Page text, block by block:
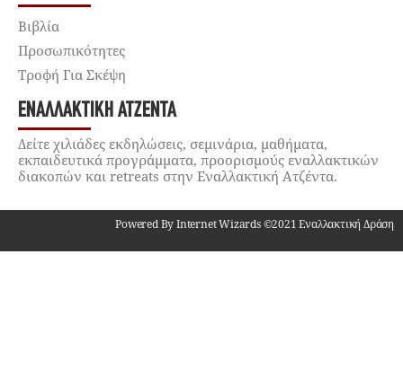
Βιβλία
Προσωπικότητες
Τροφή Για Σκέψη
ΕΝΑΛΛΑΚΤΙΚΉ ΑΤΖΈΝΤΑ
Δείτε χιλιάδες εκδηλώσεις, σεμινάρια, μαθήματα,
εκπαιδευτικά προγράμματα, προορισμούς εναλλακτικών
διακοπών και retreats στην Εναλλακτική Ατζέντα.
Powered By Internet Wizards ©2021 Εναλλακτική Δράση